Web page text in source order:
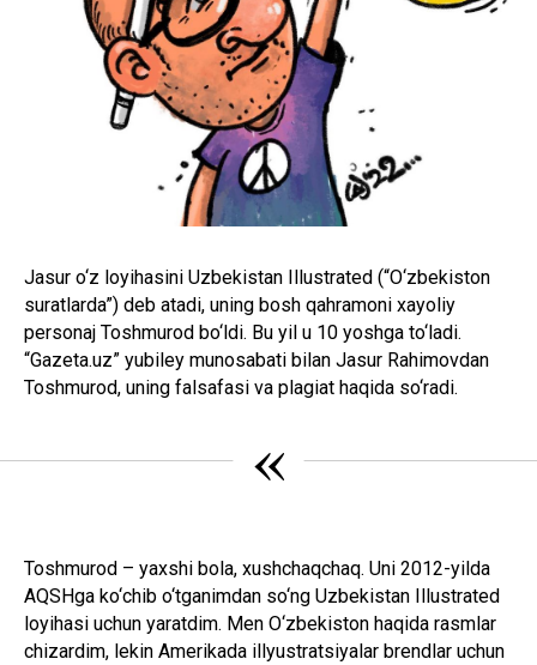
Jasur o‘z loyihasini Uzbekistan Illustrated (“O‘zbekiston
suratlarda”) deb atadi, uning bosh qahramoni xayoliy
personaj Toshmurod bo‘ldi. Bu yil u 10 yoshga to‘ladi.
“Gazeta.uz” yubiley munosabati bilan Jasur Rahimovdan
Toshmurod, uning falsafasi va plagiat haqida so‘radi.
«
Toshmurod – yaxshi bola, xushchaqchaq. Uni 2012-yilda
AQSHga ko‘chib o‘tganimdan so‘ng Uzbekistan Illustrated
loyihasi uchun yaratdim. Men O‘zbekiston haqida rasmlar
chizardim, lekin Amerikada illyustratsiyalar brendlar uchun